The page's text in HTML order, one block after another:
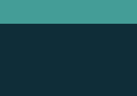
Hauptinhalt